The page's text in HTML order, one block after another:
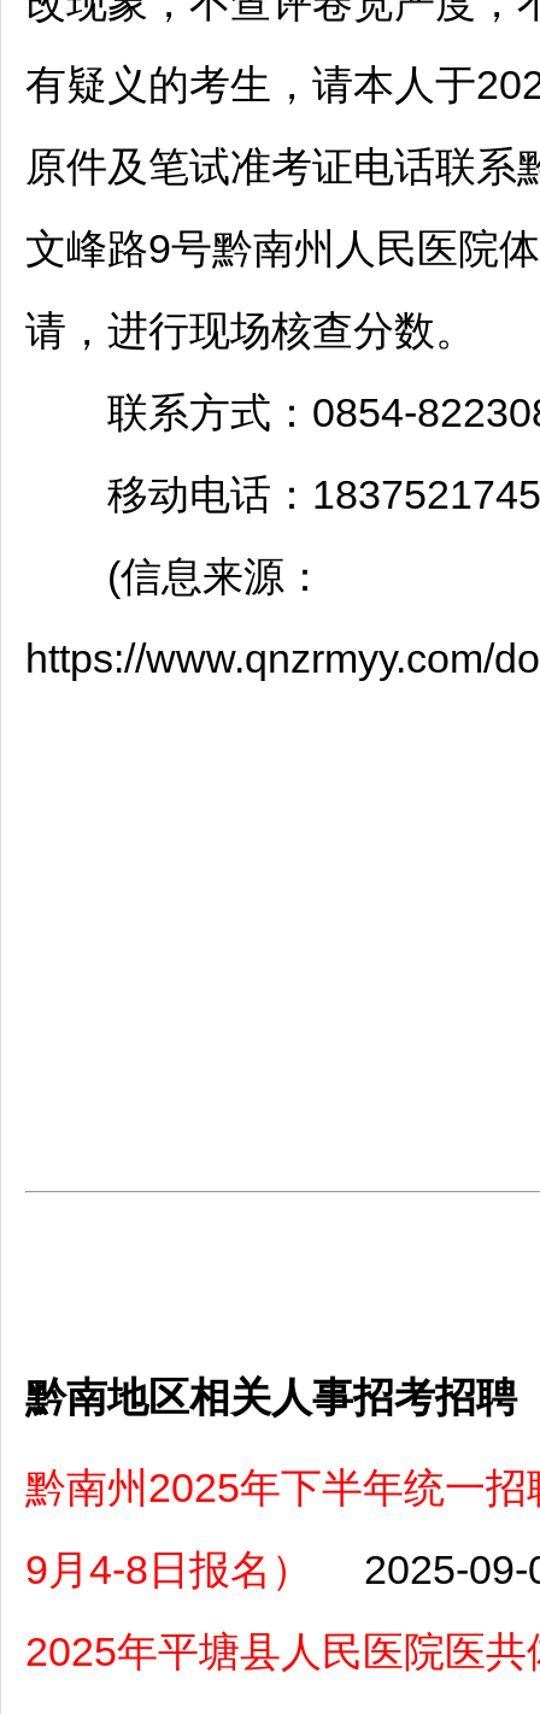
有疑义的考生，请本人于
原件及笔试准考证电话联系
文峰路9号黔南州人民医院
请，进行现场核查分数。
联系方式：0854-
移动电话：
(信息来源：
https://www.qnzrmyy.com/
黔南地区相关人事招考招聘
黔南州2025年下半年统一
9月4-8日报名）
2025-09-
2025年平塘县人民医院医